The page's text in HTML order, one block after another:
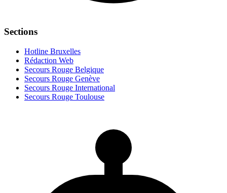
Sections
Hotline Bruxelles
Rédaction Web
Secours Rouge Belgique
Secours Rouge Genève
Secours Rouge International
Secours Rouge Toulouse